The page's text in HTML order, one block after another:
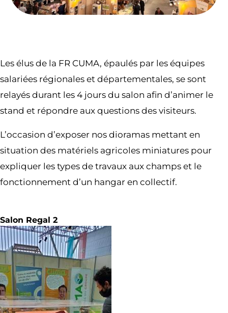
Les élus de la FR CUMA, épaulés par les équipes
salariées régionales et départementales, se sont
relayés durant les 4 jours du salon afin d’animer le
stand et répondre aux questions des visiteurs.
L’occasion d’exposer nos dioramas mettant en
situation des matériels agricoles miniatures pour
expliquer les types de travaux aux champs et le
fonctionnement d’un hangar en collectif.
Salon Regal 2